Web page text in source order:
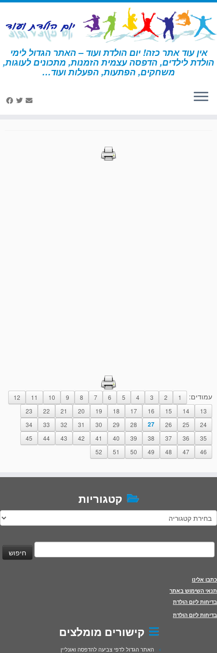
דלג
לתוכן
אין עוד אתר כזה! יום הולדת ועוד – האתר הגדול לימי
הולדת לילדים, הדפסה עצמית הזמנות, מתכונים לעוגות,
משחקים, הפתעות, הפעלות ועוד… דף הבית » הדפסות – אליס בארץ הפלאות » עמוד 27
הדפסות – אליס בארץ
עמודים: 1
2
3
4
5
6
7
8
9
10
11
12
13
14
15
16
17
18
19
20
21
22
23
24
25
26
27
28
29
30
31
32
33
34
35
36
37
38
39
40
41
42
43
44
45
46
47
48
49
50
51
52
קטגוריות
קטגוריות
כתבו אלינו
תנאי השימוש באתר
בדיחות ליום הולדת
בדיחות ליום הולדת
קישורים מומלצים
האתר הגדול לדפי צביעה להדפסה ואונליין